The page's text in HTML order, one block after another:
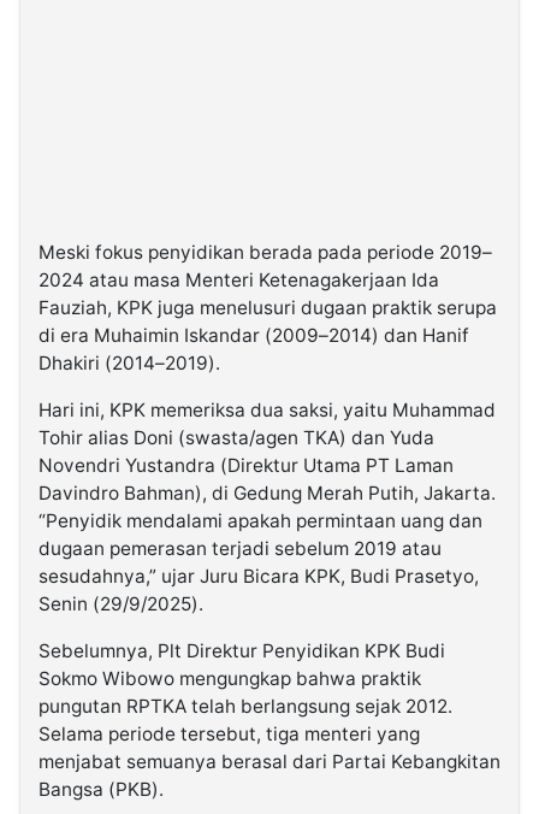
Meski fokus penyidikan berada pada periode 2019–
2024 atau masa Menteri Ketenagakerjaan Ida
Fauziah, KPK juga menelusuri dugaan praktik serupa
di era Muhaimin Iskandar (2009–2014) dan Hanif
Dhakiri (2014–2019).
Hari ini, KPK memeriksa dua saksi, yaitu Muhammad
Tohir alias Doni (swasta/agen TKA) dan Yuda
Novendri Yustandra (Direktur Utama PT Laman
Davindro Bahman), di Gedung Merah Putih, Jakarta.
“Penyidik mendalami apakah permintaan uang dan
dugaan pemerasan terjadi sebelum 2019 atau
sesudahnya,” ujar Juru Bicara KPK, Budi Prasetyo,
Senin (29/9/2025).
Sebelumnya, Plt Direktur Penyidikan KPK Budi
Sokmo Wibowo mengungkap bahwa praktik
pungutan RPTKA telah berlangsung sejak 2012.
Selama periode tersebut, tiga menteri yang
menjabat semuanya berasal dari Partai Kebangkitan
Bangsa (PKB).